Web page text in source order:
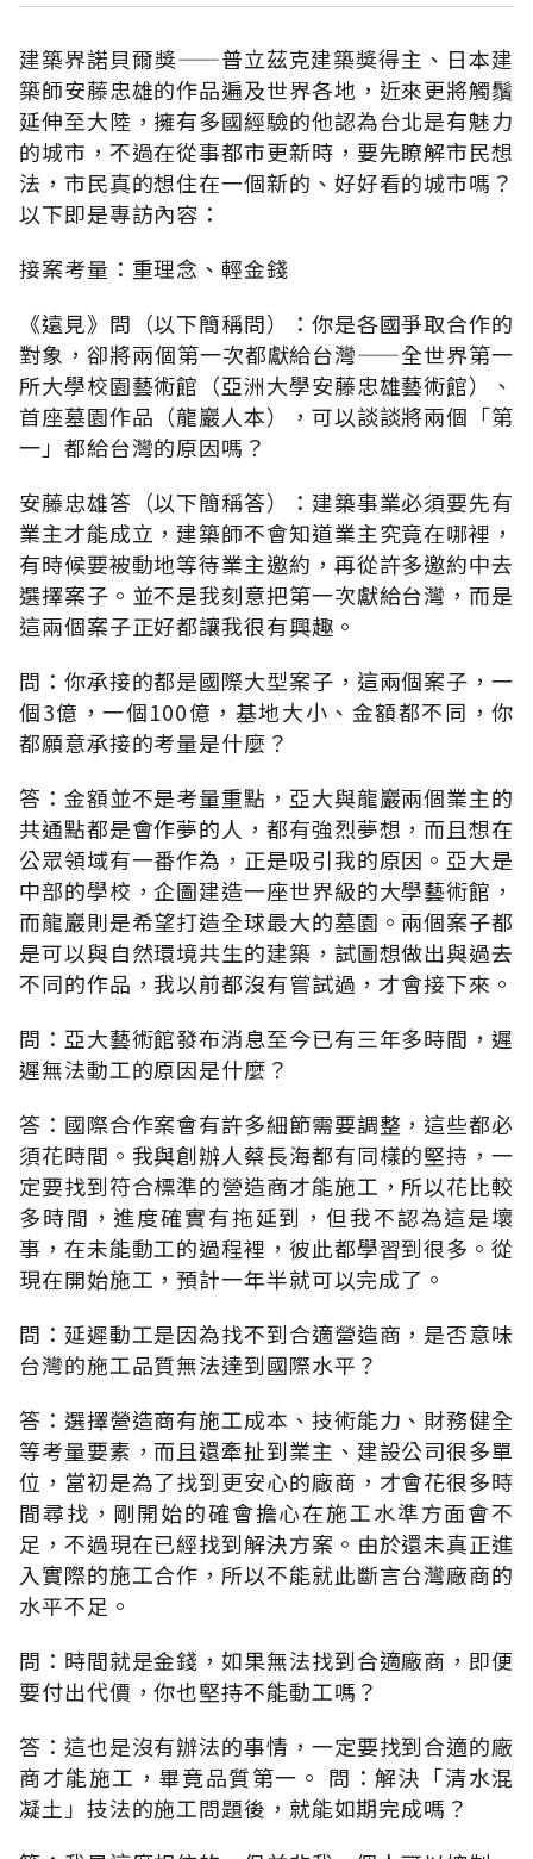
建築界諾貝爾獎——普立茲克建築獎得主、日本建
築師安藤忠雄的作品遍及世界各地，近來更將觸鬚
延伸至大陸，擁有多國經驗的他認為台北是有魅力
的城市，不過在從事都市更新時，要先瞭解市民想
法，市民真的想住在一個新的、好好看的城市嗎？
以下即是專訪內容：
接案考量：重理念、輕金錢
《遠見》問（以下簡稱問）：你是各國爭取合作的
對象，卻將兩個第一次都獻給台灣——全世界第一
所大學校園藝術館（亞洲大學安藤忠雄藝術館）、
首座墓園作品（龍巖人本），可以談談將兩個「第
一」都給台灣的原因嗎？
安藤忠雄答（以下簡稱答）：建築事業必須要先有
業主才能成立，建築師不會知道業主究竟在哪裡，
有時候要被動地等待業主邀約，再從許多邀約中去
選擇案子。並不是我刻意把第一次獻給台灣，而是
這兩個案子正好都讓我很有興趣。
問：你承接的都是國際大型案子，這兩個案子，一
個3億，一個100億，基地大小、金額都不同，你
都願意承接的考量是什麼？
答：金額並不是考量重點，亞大與龍巖兩個業主的
共通點都是會作夢的人，都有強烈夢想，而且想在
公眾領域有一番作為，正是吸引我的原因。亞大是
中部的學校，企圖建造一座世界級的大學藝術館，
而龍巖則是希望打造全球最大的墓園。兩個案子都
是可以與自然環境共生的建築，試圖想做出與過去
不同的作品，我以前都沒有嘗試過，才會接下來。
問：亞大藝術館發布消息至今已有三年多時間，遲
遲無法動工的原因是什麼？
答：國際合作案會有許多細節需要調整，這些都必
須花時間。我與創辦人蔡長海都有同樣的堅持，一
定要找到符合標準的營造商才能施工，所以花比較
多時間，進度確實有拖延到，但我不認為這是壞
事，在未能動工的過程裡，彼此都學習到很多。從
現在開始施工，預計一年半就可以完成了。
問：延遲動工是因為找不到合適營造商，是否意味
台灣的施工品質無法達到國際水平？
答：選擇營造商有施工成本、技術能力、財務健全
等考量要素，而且還牽扯到業主、建設公司很多單
位，當初是為了找到更安心的廠商，才會花很多時
間尋找，剛開始的確會擔心在施工水準方面會不
足，不過現在已經找到解決方案。由於還未真正進
入實際的施工合作，所以不能就此斷言台灣廠商的
水平不足。
問：時間就是金錢，如果無法找到合適廠商，即便
要付出代價，你也堅持不能動工嗎？
答：這也是沒有辦法的事情，一定要找到合適的廠
商才能施工，畢竟品質第一。 問：解決「清水混
凝土」技法的施工問題後，就能如期完成嗎？